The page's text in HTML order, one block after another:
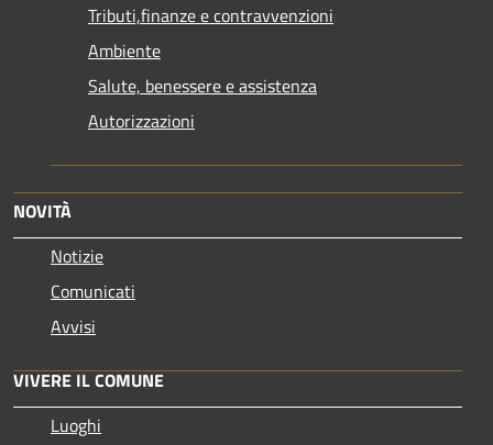
Tributi,finanze e contravvenzioni
Ambiente
Salute, benessere e assistenza
Autorizzazioni
NOVITÀ
Notizie
Comunicati
Avvisi
VIVERE IL COMUNE
Luoghi